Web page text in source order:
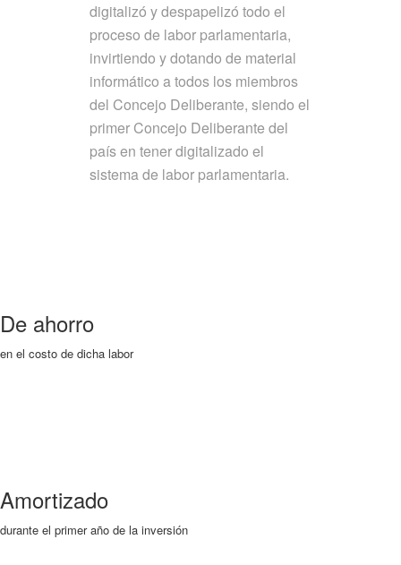
digitalizó y despapelizó todo el
proceso de labor parlamentaria,
invirtiendo y dotando de material
informático a todos los miembros
del Concejo Deliberante, siendo el
primer Concejo Deliberante del
país en tener digitalizado el
sistema de labor parlamentaria.
De ahorro
en el costo de dicha labor
Amortizado
durante el primer año de la inversión